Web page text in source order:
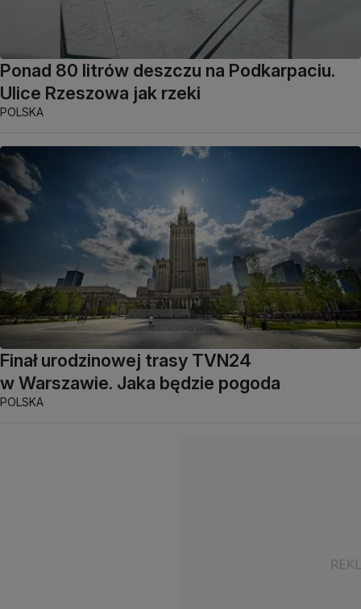
Ponad 80 litrów deszczu na Podkarpaciu.
Ulice Rzeszowa jak rzeki
POLSKA
Finał urodzinowej trasy TVN24
w Warszawie. Jaka będzie pogoda
POLSKA